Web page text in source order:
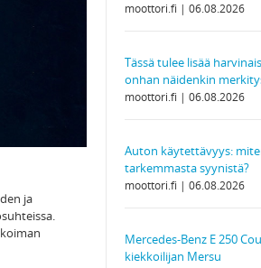
ja
moottori.fi 06.08.2026
Tässä tulee lisää
onhan näidenkin
moottori.fi 06.08.2026
Auton käytettävyys:
tarkemmasta syynistä?
moottori.fi 06.08.2026
Mercedes-Benz E 250
kiekkoilijan Mersu